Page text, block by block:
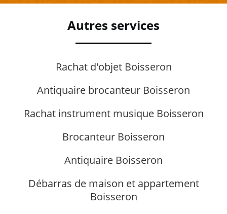
Autres services
Rachat d'objet Boisseron
Antiquaire brocanteur Boisseron
Rachat instrument musique Boisseron
Brocanteur Boisseron
Antiquaire Boisseron
Débarras de maison et appartement
Boisseron